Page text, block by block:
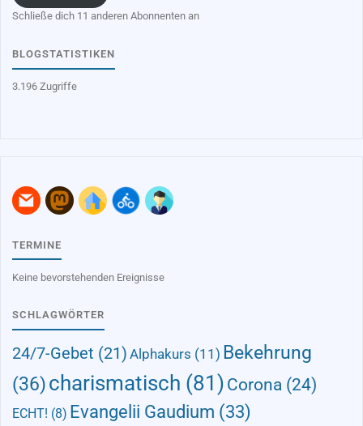
Schließe dich 11 anderen Abonnenten an
BLOGSTATISTIKEN
3.196 Zugriffe
TERMINE
Keine bevorstehenden Ereignisse
SCHLAGWÖRTER
24/7-Gebet (21) Alphakurs (11) Bekehrung
(36)charismatisch (81) Corona (24)
ECHT! (8) Evangelii Gaudium (33)